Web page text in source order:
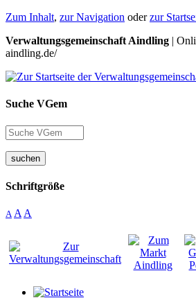
Zum Inhalt, zur Navigation oderzur
Verwaltungsgemeinschaft Aindling |
aindling.de/
Suche VGem
suchen
Schriftgröße
A A A